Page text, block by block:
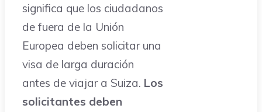
significa que los ciudadanos
de fuera de la Unión
Europea deben solicitar una
visa de larga duración
antes de viajar a Suiza. Los
solicitantes deben